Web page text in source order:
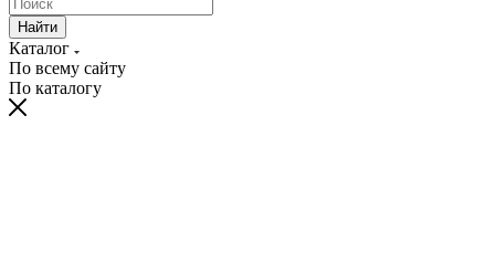
Найти
Каталог
По всему сайту
По каталогу